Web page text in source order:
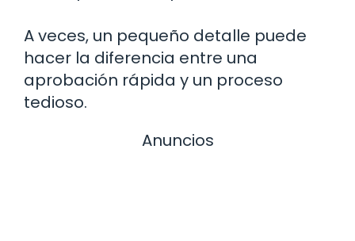
A veces, un pequeño detalle puede
hacer la diferencia entre una
aprobación rápida y un proceso
tedioso.
Anuncios